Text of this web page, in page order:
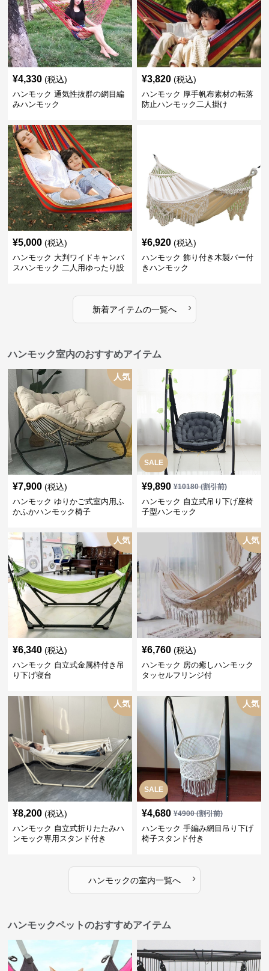
¥4,330 (税込)
ハンモック 通気性抜群の網目編
みハンモック
¥3,820 (税込)
ハンモック 厚手帆布素材の転落
防止ハンモック二人掛け
¥5,000 (税込)
ハンモック 大判ワイドキャンバ
スハンモック 二人用ゆったり設
¥6,920 (税込)
ハンモック 飾り付き木製バー付
きハンモック
新着アイテムの一覧へ ›
ハンモック室内のおすすめアイテム
人気
¥7,900 (税込)
ハンモック ゆりかご式室内用ふ
かふかハンモック椅子
SALE
¥9,890 ¥10180(割引前)
ハンモック 自立式吊り下げ座椅
子型ハンモック
人気
¥6,340 (税込)
ハンモック 自立式金属枠付き吊
り下げ寝台
人気
¥6,760 (税込)
ハンモック 房の癒しハンモック
タッセルフリンジ付
人気
¥8,200 (税込)
ハンモック 自立式折りたたみハ
ンモック専用スタンド付き
SALE
人気
¥4,680 ¥4900(割引前)
ハンモック 手編み網目吊り下げ
椅子スタンド付き
ハンモックの室内一覧へ ›
ハンモックペットのおすすめアイテム